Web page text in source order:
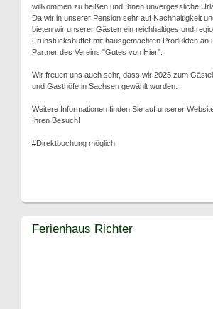
willkommen zu heißen und Ihnen unvergessliche
Da wir in unserer Pension sehr auf Nachhaltigkeit
bieten wir unserer Gästen ein reichhaltiges und
Frühstücksbuffet mit hausgemachten Produkten an
Partner des Vereins "Gutes von Hier".
Wir freuen uns auch sehr, dass wir 2025 zum
und Gasthöfe in Sachsen gewählt wurden.
Weitere Informationen finden Sie auf unserer
Ihren Besuch!
#Direktbuchung möglich
Ferienhaus Richter